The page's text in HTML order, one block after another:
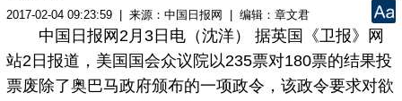
2017-02-04 09:23:59 | 来源：中国日报网 | 编辑：章文君
中国日报网2月3日电（沈洋） 据英国《卫报》网
站2日报道，美国国会众议院以235票对180票的结果投
票废除了奥巴马政府颁布的一项政令，该政令要求对欲